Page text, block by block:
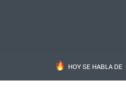
HOY SE HABLA DE